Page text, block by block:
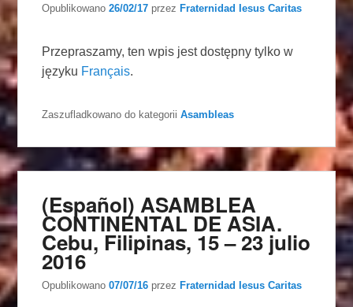
Opublikowano26/02/17 przez Fraternidad Iesus Caritas
Przepraszamy, ten wpis jest dostępny tylko w
języku Français.
Zaszufladkowano do kategorii Asambleas
(Español) ASAMBLEA
CONTINENTAL DE ASIA.
Cebu, Filipinas, 15 – 23 julio
2016
Opublikowano07/07/16 przez Fraternidad Iesus Caritas